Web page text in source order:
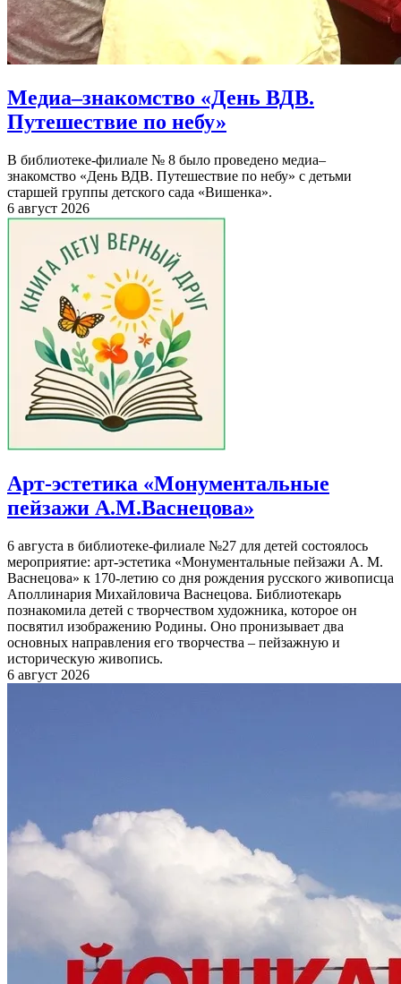
Медиа–знакомство «День ВДВ.
Путешествие по небу»
В библиотеке-филиале № 8 было проведено медиа–
знакомство «День ВДВ. Путешествие по небу» с детьми
старшей группы детского сада «Вишенка».
6 август 2026
Арт-эстетика «Монументальные
пейзажи А.М.Васнецова»
6 августа в библиотеке-филиале №27 для детей состоялось
мероприятие: арт-эстетика «Монументальные пейзажи А. М.
Васнецова» к 170-летию со дня рождения русского живописца
Аполлинария Михайловича Васнецова. Библиотекарь
познакомила детей с творчеством художника, которое он
посвятил изображению Родины. Оно пронизывает два
основных направления его творчества – пейзажную и
историческую живопись.
6 август 2026